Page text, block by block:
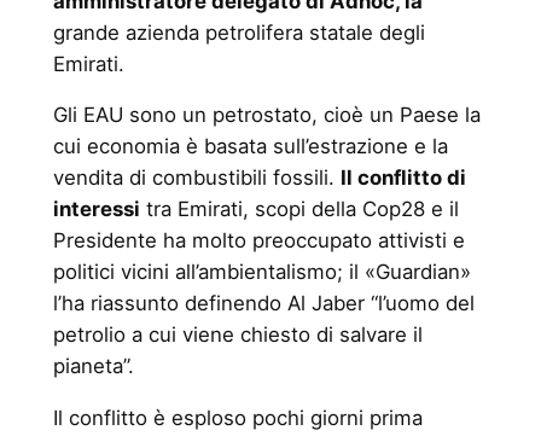
grande azienda petrolifera statale degli
Emirati.
Gli EAU sono un petrostato, cioè un Paese la
cui economia è basata sull’estrazione e la
vendita di combustibili fossili. Il conflitto di
interessi tra Emirati, scopi della Cop28 e il
Presidente ha molto preoccupato attivisti e
politici vicini all’ambientalismo; il «Guardian»
l’ha riassunto definendo Al Jaber “l’uomo del
petrolio a cui viene chiesto di salvare il
pianeta”.
Il conflitto è esploso pochi giorni prima